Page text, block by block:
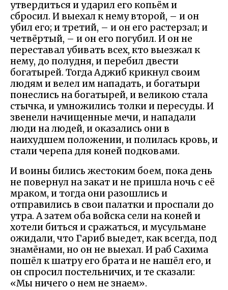
утвердиться и ударил его копьём и
сбросил. И выехал к нему второй, – и он
убил его; и третий, – и он его растерзал; и
четвёртый, – и он его погубил. И он не
переставал убивать всех, кто выезжал к
нему, до полудня, и перебил двести
богатырей. Тогда Аджиб крикнул своим
людям и велел им нападать, и богатыри
понеслись на богатырей, и великою стала
стычка, и умножились толки и пересуды. И
звенели начищенные мечи, и нападали
люди на людей, и оказались они в
наихудшем положении, и полилась кровь, и
стали черепа для коней подковами.
И воины бились жестоким боем, пока день
не повернул на закат и не пришла ночь с её
мраком, и тогда они разошлись и
отправились в свои палатки и проспали до
утра. А затем оба войска сели на коней и
хотели биться и сражаться, и мусульмане
ожидали, что Гариб выедет, как всегда, под
знамёнами, но он не выехал. И раб Сахима
пошёл к шатру его брата и не нашёл его, и
он спросил постельничих, и те сказали:
«Мы ничего о нем не знаем».